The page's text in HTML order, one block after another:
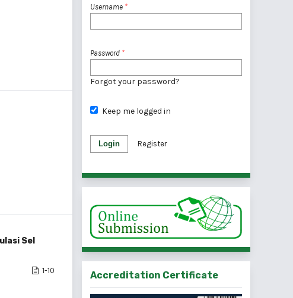
Sel
1-10
Username *
Password *
Forgot your password?
Keep me logged in
Login Register
Accreditation Certificate